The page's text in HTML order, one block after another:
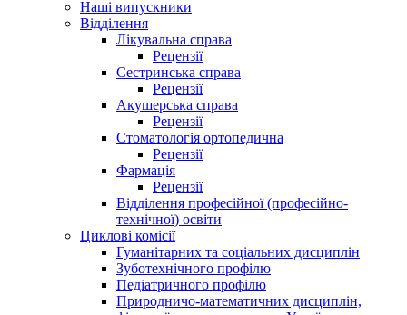
Наші випускники
Відділення
Лікувальна справа
Рецензії
Сестринська справа
Рецензії
Акушерська справа
Рецензії
Стоматологія ортопедична
Рецензії
Фармація
Рецензії
Відділення професійної (професійно-
технічної) освіти
Циклові комісії
Гуманітарних та соціальних дисциплін
Зуботехнічного профілю
Педіатричного профілю
Природничо-математичних дисциплін,